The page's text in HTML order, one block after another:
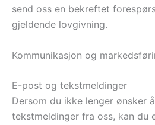
send oss en bekreftet
gjeldende lovgivning.
Kommunikasjon og
E-post og tekstmeldinger
Dersom du ikke lenger ønsker
tekstmeldinger fra oss, kan du